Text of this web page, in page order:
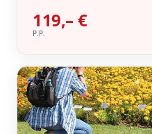
119,– €
P.P.